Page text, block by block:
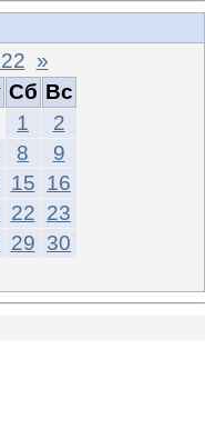
»
Сб Вс
1
2
8
9
15 16
22 23
29 30